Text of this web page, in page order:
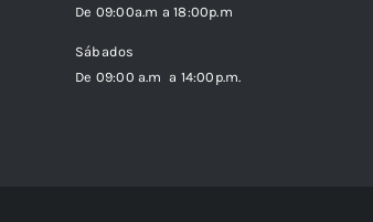
De 09:00a.m a 18:00p.m
Sábados
De 09:00 a.m a 14:00p.m.